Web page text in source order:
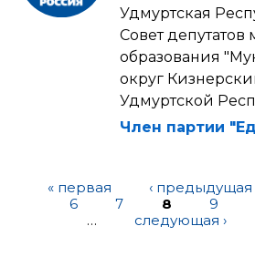
Удмуртская
Совет
образования
округ
Удмуртской
Член партии
« первая ‹ предыдущая
6
7 8 9
…
следующая ›